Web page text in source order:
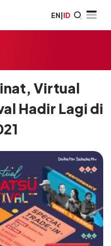
EN|ID
Virtual
Hadir Lagi di